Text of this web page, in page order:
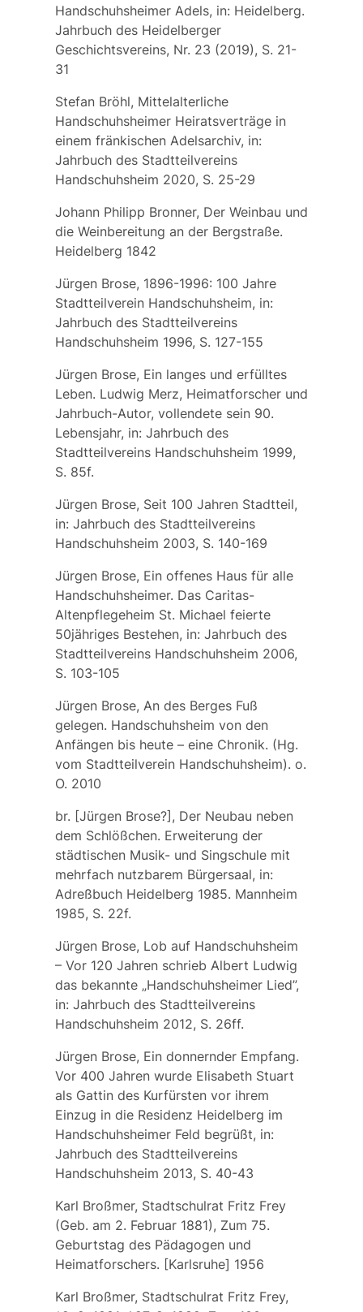
Handschuhsheimer Adels, in: Heidelberg.
Jahrbuch des Heidelberger
Geschichtsvereins, Nr. 23 (2019), S. 21-
31
Stefan Bröhl, Mittelalterliche
Handschuhsheimer Heiratsverträge in
einem fränkischen Adelsarchiv, in:
Jahrbuch des Stadtteilvereins
Handschuhsheim 2020, S. 25-29
Johann Philipp Bronner, Der Weinbau und
die Weinbereitung an der Bergstraße.
Heidelberg 1842
Jürgen Brose, 1896-1996: 100 Jahre
Stadtteilverein Handschuhsheim, in:
Jahrbuch des Stadtteilvereins
Handschuhsheim 1996, S. 127-155
Jürgen Brose, Ein langes und erfülltes
Leben. Ludwig Merz, Heimatforscher und
Jahrbuch-Autor, vollendete sein 90.
Lebensjahr, in: Jahrbuch des
Stadtteilvereins Handschuhsheim 1999,
S. 85f.
Jürgen Brose, Seit 100 Jahren Stadtteil,
in: Jahrbuch des Stadtteilvereins
Handschuhsheim 2003, S. 140-169
Jürgen Brose, Ein offenes Haus für alle
Handschuhsheimer. Das Caritas-
Altenpflegeheim St. Michael feierte
50jähriges Bestehen, in: Jahrbuch des
Stadtteilvereins Handschuhsheim 2006,
S. 103-105
Jürgen Brose, An des Berges Fuß
gelegen. Handschuhsheim von den
Anfängen bis heute – eine Chronik. (Hg.
vom Stadtteilverein Handschuhsheim). o.
O. 2010
br. [Jürgen Brose?], Der Neubau neben
dem Schlößchen. Erweiterung der
städtischen Musik- und Singschule mit
mehrfach nutzbarem Bürgersaal, in:
Adreßbuch Heidelberg 1985. Mannheim
1985, S. 22f.
Jürgen Brose, Lob auf Handschuhsheim
– Vor 120 Jahren schrieb Albert Ludwig
das bekannte „Handschuhsheimer Lied”,
in: Jahrbuch des Stadtteilvereins
Handschuhsheim 2012, S. 26ff.
Jürgen Brose, Ein donnernder Empfang.
Vor 400 Jahren wurde Elisabeth Stuart
als Gattin des Kurfürsten vor ihrem
Einzug in die Residenz Heidelberg im
Handschuhsheimer Feld begrüßt, in:
Jahrbuch des Stadtteilvereins
Handschuhsheim 2013, S. 40-43
Karl Broßmer, Stadtschulrat Fritz Frey
(Geb. am 2. Februar 1881), Zum 75.
Geburtstag des Pädagogen und
Heimatforschers. [Karlsruhe] 1956
Karl Broßmer, Stadtschulrat Fritz Frey,